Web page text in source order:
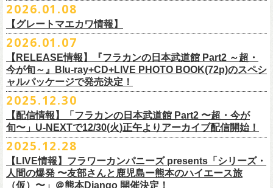
＜製品サイズ＞
S ： 身丈66cm / 身幅55cm / 肩幅52cm / 袖丈21cm
M ： 身丈70cm / 身幅58cm / 肩幅55cm / 袖丈23cm
L ： 身丈74cm / 身幅61cm / 肩幅58cm / 袖丈25cm
XL ： 身丈78cm / 身幅64cm / 肩幅61cm / 袖丈27cm
※上記サイズはあくまでも目安の寸法です
近隣のご迷惑になるためそれ以前のお並びは禁止とさせていただき
その他詳細： https://www.gip-web.co.jp/schedule/detail/8491#13568
問い合わせ：G.I.P.https://www.gip-web.co.jp/t/info
ーーーーーーーーーーーーーー
＊【オフィシャルサイト先行】
受付期間：4/4(土)21:00～4/30(木)23:
受付 URL ： https://eplus.jp/
枚数制限
・ライブハウス公演：お1人様1公演につき1 枚まで
当落結果：5/2( 土)13:00
入金期限：5/4( 月)21:00
発券開始日：各公演日10日前～
ーーーーーーーーーーーーーー
YATSUI FESTIVAL! 2026お問合せ：Spotify O-EAST：03-5458-4681
一般発売その他情報は
特設サイトにて→https://hoff.jp/e/
ローソンチケット Ｌコード：56253
問い合わせ：奈良NEVER LAND
・5月31日(日) 開場 15:30 / 開演 16:00
会場：岐阜柳ヶ瀬ANTS
出演：フラワーカンパニーズ/SCOOBIE DO
チケット料金：前売り¥5.200(税込/D別/整理番号付)
一般チケット発売日：2026年3月8日(日)
プレイガイド：
イープラス
問い合わせ：柳ヶ瀬アンツ
6/10(水)広島・東広島 西条公会堂 18:30/19:00 問：キャンディープロモ
ーション広島
6/11(木)香川・高松燦庫(sanko) 18:30/19:00 問：燦庫-
SANKO-/TOONICE
6/13(土)三重・鳥羽水族館 18:15/18:45 問：ネクストロード
チケット料金：4,800円（税込/整理番号付/ドリンク代別）
※6/13＠鳥羽はドリンク代なし
※高校生以下は当日¥2,000キャッシュバック（
の（学生証、保険証など）のご提示が必要となります）
一般チケット発売日：3月8日(日)10:00
プレイガイドなど詳細はライブページにてご確認ください
https://flowercompanyz.com/live/2026/01/30/8956
＊追加された6/28(日)札幌公演は3/28(土)からの発売になります
◎「フォークの爆発2026 ミニマル巡業 〜うたとギターとコーラスと〜」
＊ミニマル巡業とは『 新たな試みとして歌とアコースティックギター一
本とコーラスと小 物の楽器などで構成するライヴ』です
日時：6/28(日) 開場15:30/開演16:00
会場：札幌musica hall cafe
チケット料金：4,800円（税込/整理番号付/ドリンク代別）
※高校生以下は当日¥2,000キャッシュバック（当日年齢を証明できるも
の（学生証、保険証など）
一般チケット発売日：3月28日(土)
お問い合わせ : 浮雲社中contact@ml.ukigmo.org
◎「オクノマサヒコ Japan Tour2026初夏の陣〜奥野還暦イヤー記念
祭〜」
＊5/15(金)大阪ムジカジャポニカ
DJ&LIVE オクノマサヒコ
(奥野真哉、グレートマエカワ)
ゲストDJ:45CLUB（mic&VITON6969）
18:00〜
https://eplus.jp/sf/detail/4487570001-P0030001
※販売ページは、2月21日0時以降に表示されます。ご了承ください。
注意事項
※営利目的のチケットの転売は固くお断り致します。転売チケットは入
場をお断りする場合もあり
ますのでご注意ください。
※撮影・録音・録画などは禁止とさせていただきます。また開場時のご
自分の席以外の席取りは
ご遠慮ください。
※マスクの着用は任意となりますが、過度な発声や他のお客様のご迷惑
となる声量はお控えく
ださい。
4月5日(日) 友部正人さんとの２マンライブ＠熊本Djangoの一般発売日に
つきまして、
当初2月7日(土)でご案内しておりましたが、諸事情により、
2月11日(水祝)からの発売に変更となりました。
ご予定していただいた皆さまにはご迷惑おかけしますが、何卒宜しくお
願い致します。
◎フラワーカンパニーズ presents 「シリーズ・人間の爆発 〜 友部さん と
鹿児島ー熊本のハイエース旅〜」
日時：2026年4月5日(日) 開場14:30 開演15:00
2024年9月に荻窪TOP BEAT CLUBでフラワーカンパニーズ＆うつみよう
こ＆YOKOLOCO BAND合同企画として初開催、昨年は毎年恒例のフラワ
ーカンパニーズ主催イベント「DRAGON DELUXE」の特別編として11月
に名古屋DIAMOND HALで行ったスペシャル企画「俺たちのザ・ベストテ
2026.01.08
【グレートマエカワ情報】
◎STUDIO 841 PRESENTS LIVE 2026-1「前ベン」
【公演日】2026/2/7 (土)
【開場/開演】16:30/17:00
【会場】スタジオ841 埼玉県大里郡寄居町寄居1010
【出演】湯川トーベン、グレートマエカワ
【チャージ】￥4,000
【予約】
https://www.facebook.com/p/%E3%82%B9%E3%82%BF%E3%82%B8%
E3%82%AA%EF%BC%98%EF%BC%94%EF%BC%91-
61550212223544/
2026.01.07
【RELEASE情報】『フラカンの日本武道館 Part2 ～超・
今が旬～』Blu-ray+CD+LIVE PHOTO BOOK(72p)のスペシ
ャルパッケージで発売決定！
2025.12.30
【配信情報】「フラカンの日本武道館 Part2 〜超・今が
旬〜」U-NEXTで12/30(火)正午よりアーカイブ配信開始！
2025.12.28
【LIVE情報】フラワーカンパニーズ presents「シリーズ・
人間の爆発 〜友部さんと鹿児島ー熊本のハイエース旅
（仮）〜」＠熊本Django 開催決定！